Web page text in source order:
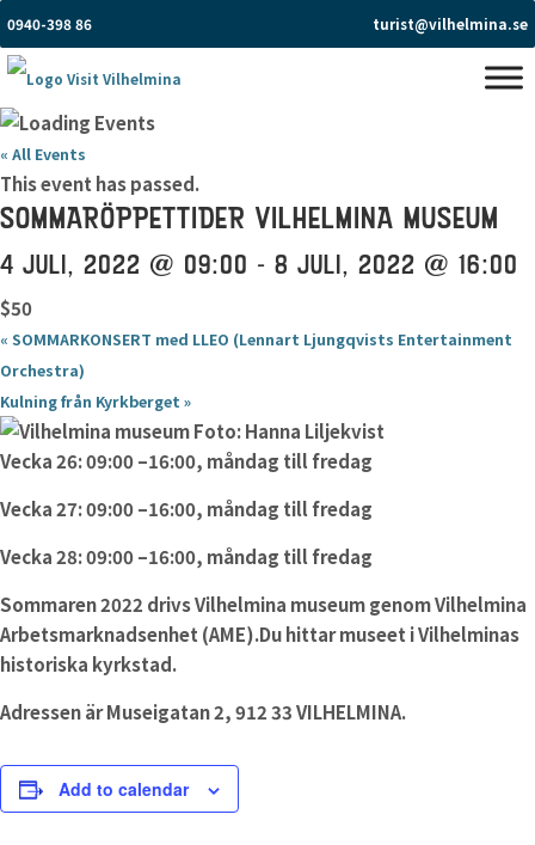
0940-398 86 turist@vilhelmina.se
« All Events
This event has passed.
SOMMARÖPPETTIDER VILHELMINA MUSEUM
4 JULI, 2022 @ 09:00 - 8 JULI, 2022 @ 16:00
$50
« SOMMARKONSERT med LLEO (Lennart Ljungqvists Entertainment
Orchestra)
Kulning från Kyrkberget »
Vecka 26: 09:00 –16:00, måndag till fredag
Vecka 27: 09:00 –16:00, måndag till fredag
Vecka 28: 09:00 –16:00, måndag till fredag
Sommaren 2022 drivs Vilhelmina museum genom Vilhelmina
Arbetsmarknadsenhet (AME).Du hittar museet i Vilhelminas
historiska kyrkstad.
Adressen är Museigatan 2, 912 33 VILHELMINA.
Add to calendar